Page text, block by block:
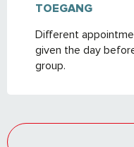
TOEGANG
TOEGANG
Different
given the day
group.